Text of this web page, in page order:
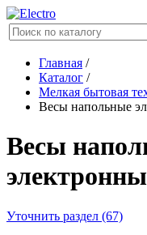
Главная /
Каталог /
Мелкая бытовая
Весы напольные
Весы
Уточнить раздел (67)